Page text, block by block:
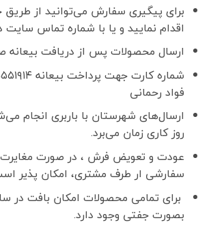
برای پیگیری سفارش می‌توانید از
اقدام نمایید و یا با شماره تماس سایت
ارسال محصولات پس از دریافت بیعانه
فواد رحمانی
روز کاری زمان می‌برد.
عودت و تعویض فرش ، در صورت
سفارشی ار طرف مشتری، امکان پذیر
برای تمامی محصولات امکان بافت در
بصورت جفتی وجود دارد.